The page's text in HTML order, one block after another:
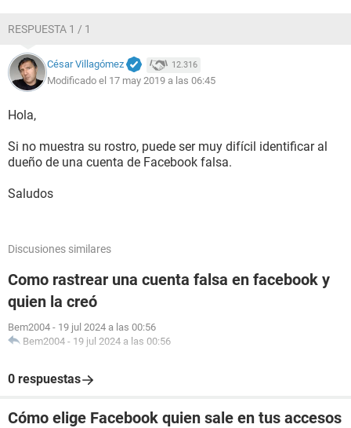
RESPUESTA 1 / 1
César Villagómez 12.316
Modificado el 17 may 2019 a las 06:45
Hola,
Si no muestra su rostro, puede ser muy difícil identificar al
dueño de una cuenta de Facebook falsa.
Saludos
Discusiones similares
Como rastrear una cuenta falsa en facebook y
quien la creó
Bem2004 - 19 jul 2024 a las 00:56
Bem2004 - 19 jul 2024 a las 00:56
0 respuestas
Cómo elige Facebook quien sale en tus accesos